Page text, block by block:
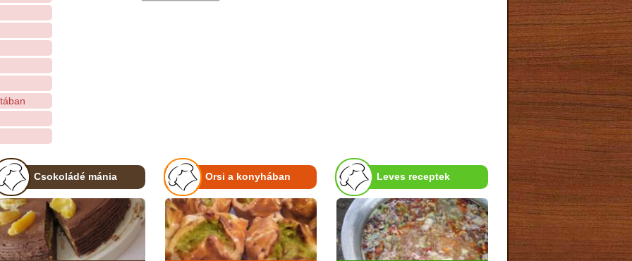
Csokoládé mánia Orsi a konyhában Leves receptek